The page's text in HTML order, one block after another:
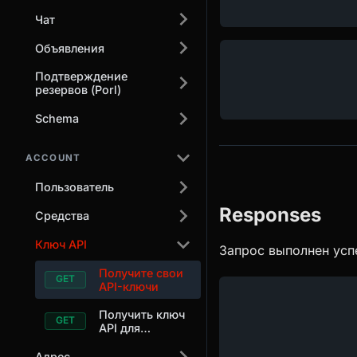
Чат
Объявления
Подтверждение
резервов (Porl)
Schema
ACCOUNT
Пользователь
Средства
Ключ API
Получите свои
API-ключи
Получить ключ
API для
Responses
Запрос выполнен